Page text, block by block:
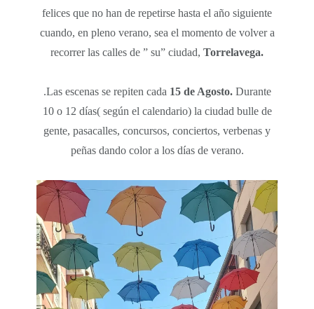
felices que no han de repetirse hasta el año siguiente
cuando, en pleno verano, sea el momento de volver a
recorrer las calles de ” su” ciudad, Torrelavega.
.Las escenas se repiten cada 15 de Agosto.Durante
10 o 12 días( según el calendario) la ciudad bulle de
gente, pasacalles, concursos, conciertos, verbenas y
peñas dando color a los días de verano.